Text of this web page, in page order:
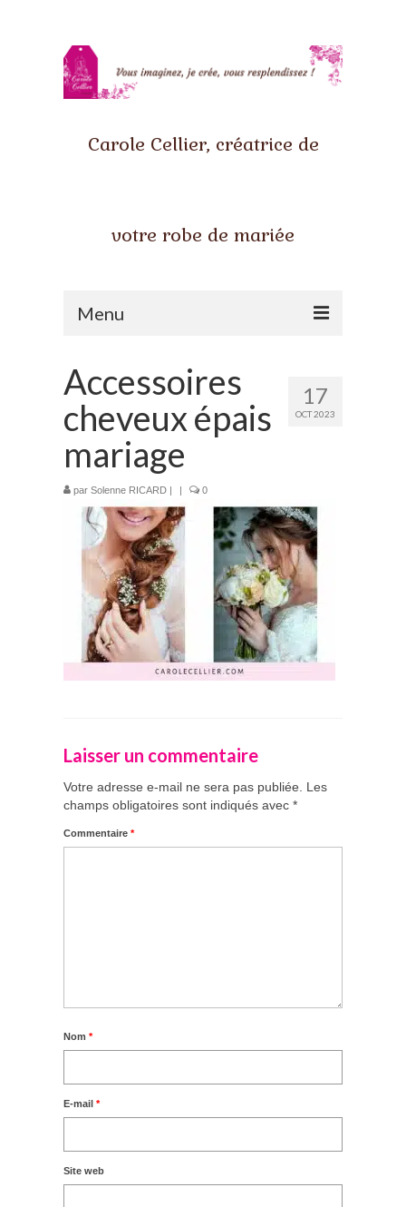
Carole Cellier, créatrice de
votre robe de mariée
Menu
Qui suis-je ?
Prestations
La mariée audacieuse
La mariée astucieuse
L’invitée intrépide
Galerie
Blog
Médias
17
OCT 2023
Accessoires
cheveux épais
mariage
par Solenne RICARD | | 0
Laisser un commentaire
Votre adresse e-mail ne sera pas publiée.
Les
champs obligatoires sont indiqués avec *
Commentaire *
Nom *
E-mail *
Site web